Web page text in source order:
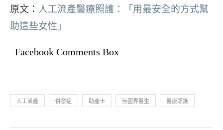
原文： 人工流產醫療照護：「用最安全的方式幫
助這些女性」
Facebook Comments Box
人工流產 併發症 助產士 無國界醫生 醫療照護